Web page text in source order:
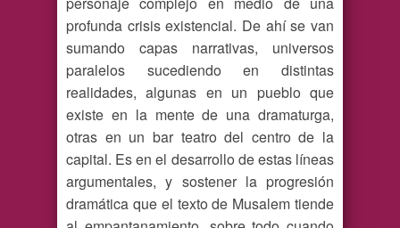
profunda crisis existencial. De ahí se van
sumando capas narrativas, universos
paralelos sucediendo en distintas
realidades, algunas en un pueblo que
existe en la mente de una dramaturga,
otras en un bar teatro del centro de la
capital. Es en el desarrollo de estas líneas
argumentales, y sostener la progresión
dramática que el texto de Musalem tiende